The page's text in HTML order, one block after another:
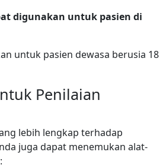
digunakan untuk pasien di
untuk pasien dewasa berusia 18
Penilaian
lebih lengkap terhadap
juga dapat menemukan alat-